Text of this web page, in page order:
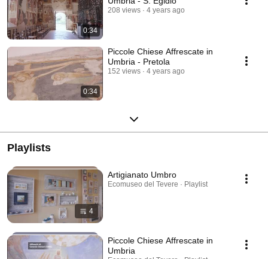
0:34
208 views 4 years ago
0:34
Piccole Chiese Affrescate in
Umbria - Pretola
152 views 4 years ago
Playlists
4
Artigianato Umbro
Ecomuseo del Tevere · Playlist
Piccole Chiese Affrescate in
Umbria